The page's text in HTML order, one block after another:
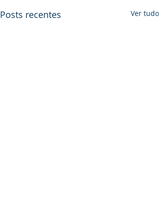
Posts recentes Ver tudo